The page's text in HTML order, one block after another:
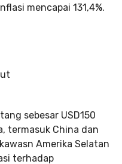
mencapai 131,4%.
sebesar USD150
termasuk China dan
Amerika Selatan
terhadap